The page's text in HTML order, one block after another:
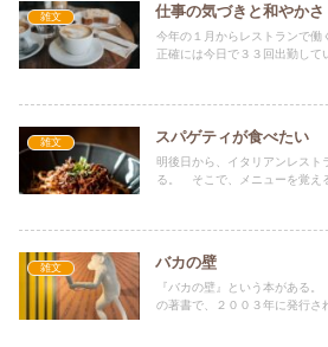
雑文 仕事の気づきと和やかさ
今年の１月からレストランで
正確には今日で３３回出勤して
雑文 スパゲティが食べたい
明後日から、イタリアンレスト
る。 そこで、メニューを覚え
雑文 バカの壁
『バカの壁』という本がある
の著書で、２００３年に発行さ